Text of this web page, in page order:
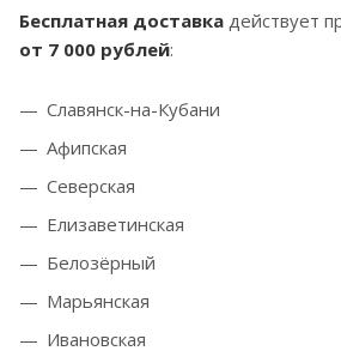
Бесплатная доставка действует
от 7 000 рублей:
Славянск-на-Кубани
Афипская
Северская
Елизаветинская
Белозёрный
Марьянская
Ивановская